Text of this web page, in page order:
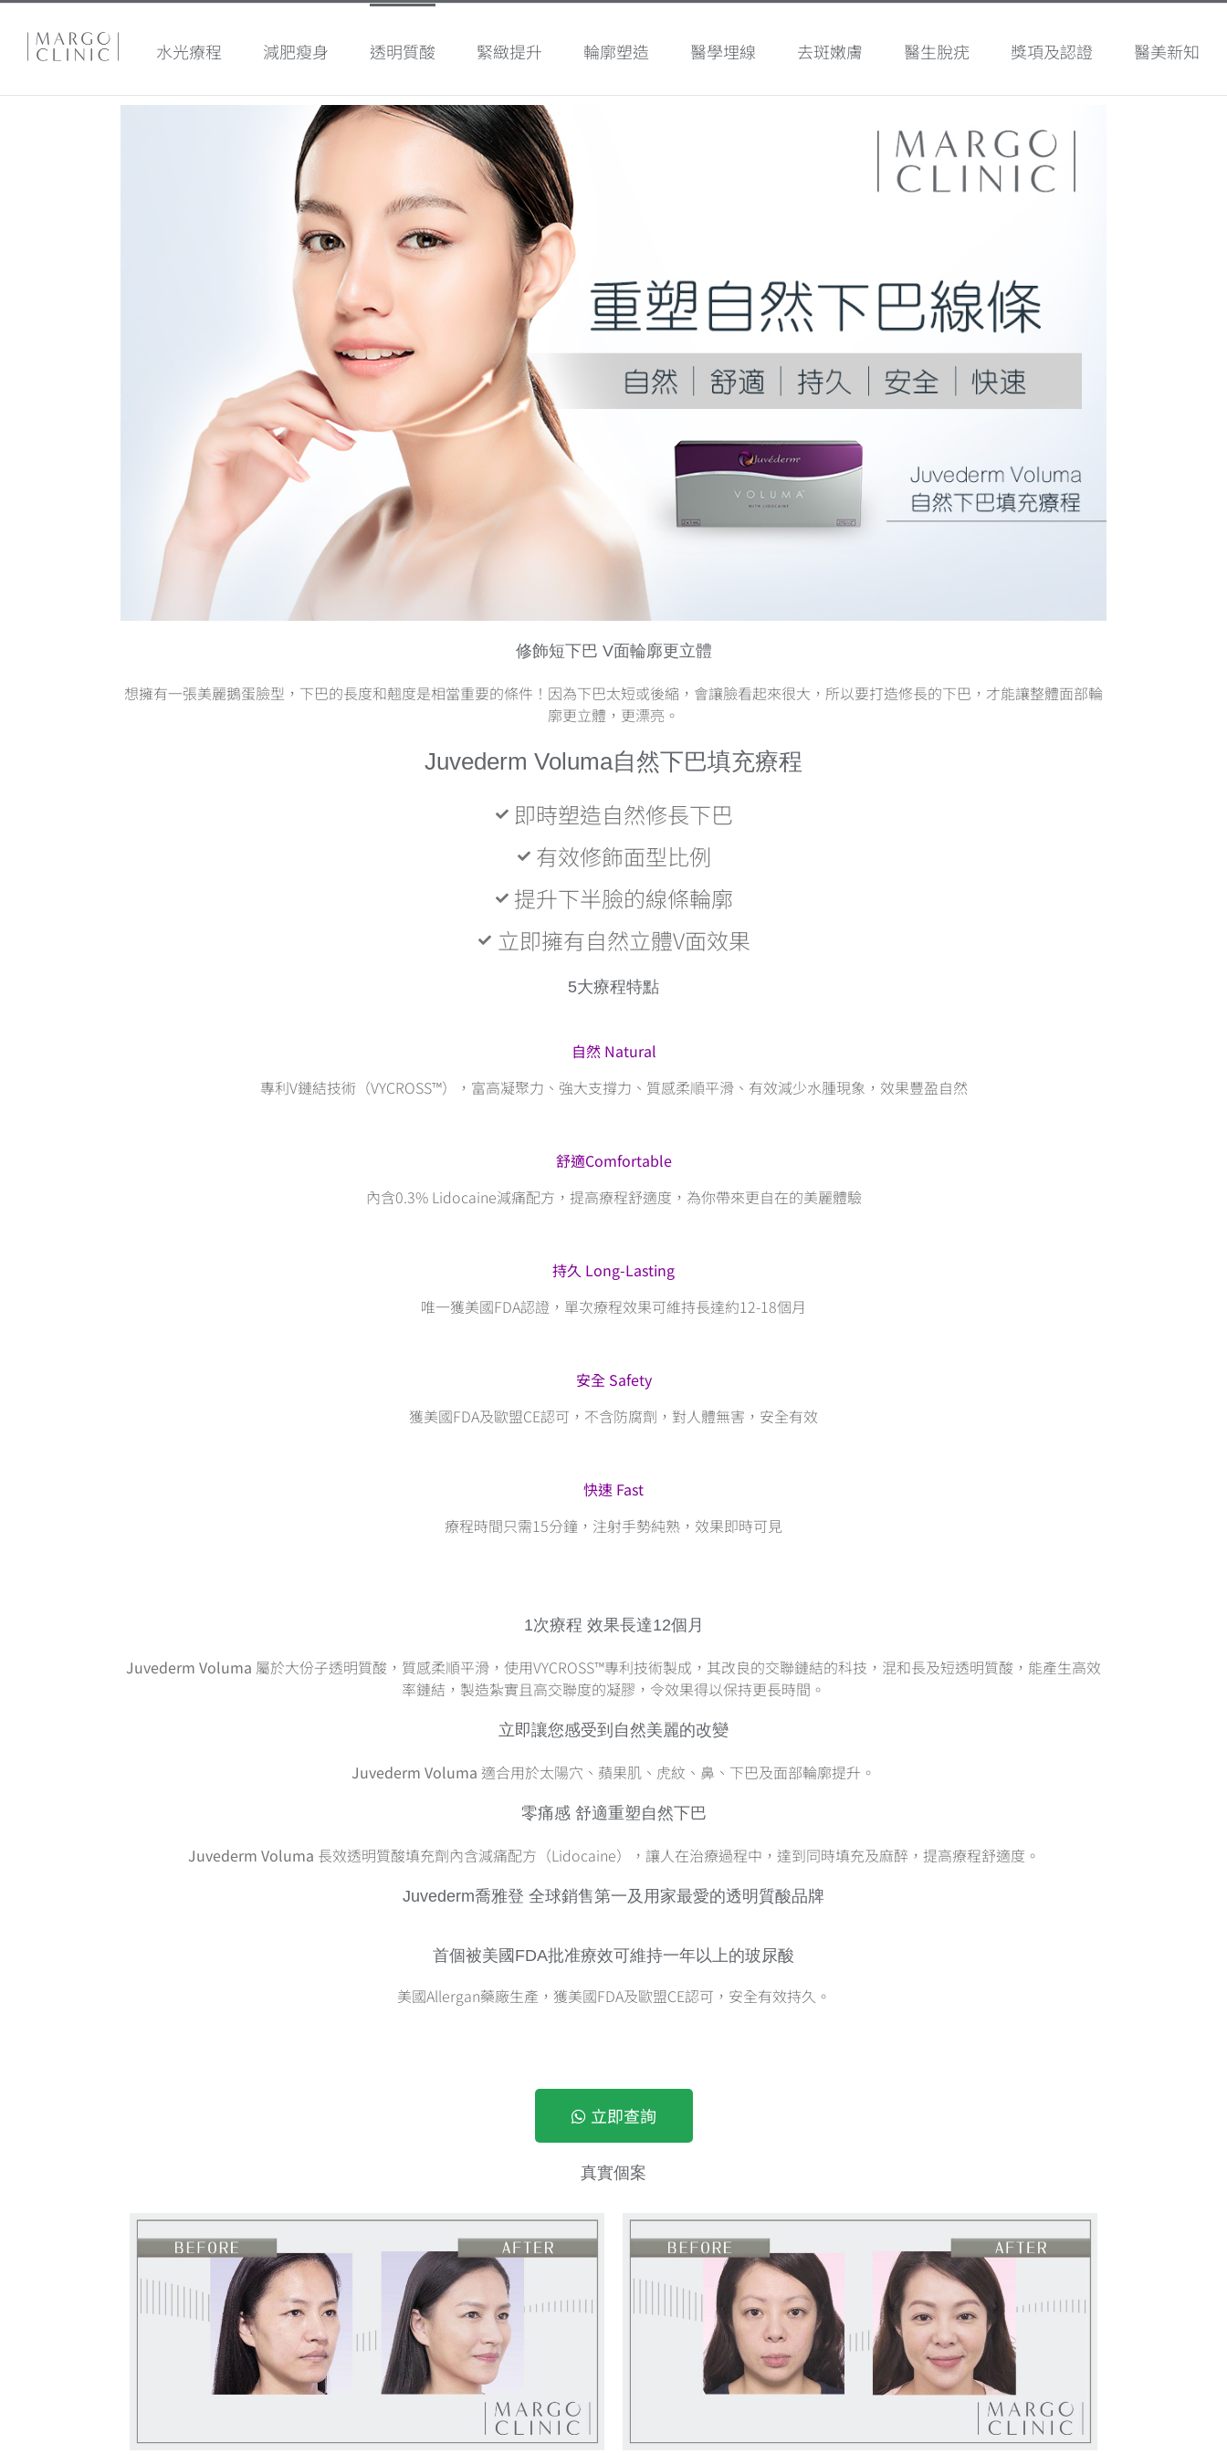
水光療程 減肥瘦身 透明質酸 緊緻提升 輪廓塑造 醫學埋線 去斑嫩膚 醫生脫疣 獎項及認證 醫美新知
修飾短下巴 V面輪廓更立體
想擁有一張美麗鵝蛋臉型，下巴的長度和翹度是相當重要的條件！因為下巴太短或後縮，會讓臉看起來很大，所以要打造修長的下巴，才能讓整體面部輪
廓更立體，更漂亮。
Juvederm Voluma自然下巴填充療程
即時塑造自然修長下巴
有效修飾面型比例
提升下半臉的線條輪廓
立即擁有自然立體V面效果
5大療程特點
自然 Natural
專利V鏈結技術（VYCROSS™），富高凝聚力、強大支撐力、質感柔順平滑、有效減少水腫現象，效果豐盈自然
舒適Comfortable
內含0.3% Lidocaine減痛配方，提高療程舒適度，為你帶來更自在的美麗體驗
持久 Long-Lasting
唯一獲美國FDA認證，單次療程效果可維持長達約12-18個月
安全 Safety
獲美國FDA及歐盟CE認可，不含防腐劑，對人體無害，安全有效
快速 Fast
療程時間只需15分鐘，注射手勢純熟，效果即時可見
1次療程 效果長達12個月
Juvederm Voluma 屬於大份子透明質酸，質感柔順平滑，使用VYCROSS™專利技術製成，其改良的交聯鏈結的科技，混和長及短透明質酸，能產生高效
率鏈結，製造紮實且高交聯度的凝膠，令效果得以保持更長時間。
立即讓您感受到自然美麗的改變
Juvederm Voluma 適合用於太陽穴、蘋果肌、虎紋、鼻、下巴及面部輪廓提升。
零痛感 舒適重塑自然下巴
Juvederm Voluma 長效透明質酸填充劑內含減痛配方（Lidocaine），讓人在治療過程中，達到同時填充及麻醉，提高療程舒適度。
Juvederm喬雅登 全球銷售第一及用家最愛的透明質酸品牌
首個被美國FDA批准療效可維持一年以上的玻尿酸
美國Allergan藥廠生產，獲美國FDA及歐盟CE認可，安全有效持久。
立即查詢
真實個案